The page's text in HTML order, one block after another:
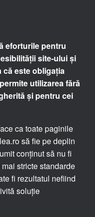
eforturile pentru
site-ului și
este obligația
utilizarea fără
și pentru cei
ca toate paginile
să fie pe deplin
conținut să nu fi
stricte standarde
fi rezultatul nefiind
soluție